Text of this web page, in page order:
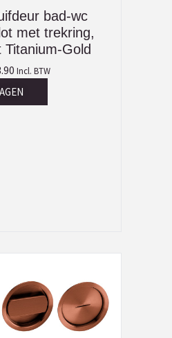
bad-wc
met trekring,
Titanium-Gold
Incl. BTW